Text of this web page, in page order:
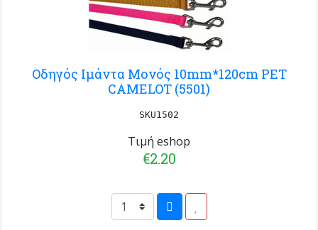
Οδηγός Ιμάντα Μονός 10mm*120cm PET
CAMELOT (5501)
SKU1502
Τιμή eshop
€2.20